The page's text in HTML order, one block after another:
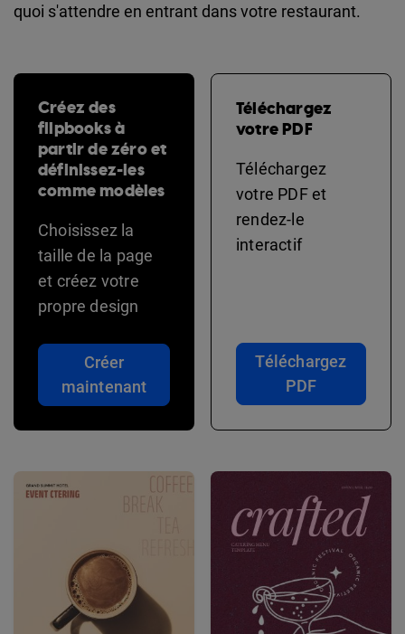
quoi s'attendre en entrant dans votre restaurant.
Créez des
flipbooks à
partir de zéro et
définissez-les
comme modèles
Choisissez la
taille de la page
et créez votre
propre design
Créer
maintenant
Téléchargez
votre PDF
Téléchargez
votre PDF et
rendez-le
interactif
Téléchargez
PDF